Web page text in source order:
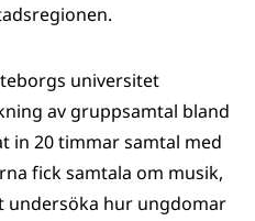
universitet
av gruppsamtal bland
in 20 timmar samtal med
fick samtala om musik,
undersöka hur ungdomar